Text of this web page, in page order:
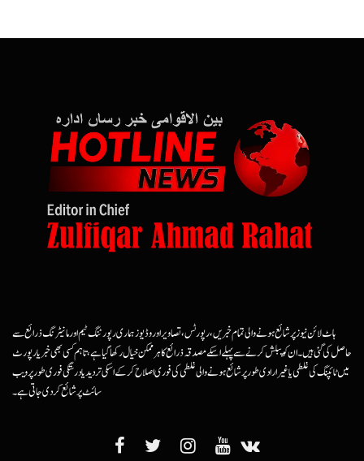
ہاٹ لائن نیوز پر شائع ہونے والی تمام خبریں، رپورٹس، تصاویر اور وڈیوز ہماری رپورٹنگ ٹیم اور مانیٹرنگ ذرائع سے
حاصل کی گئی ہیں۔ ان کو پبلش کرنے سے پہلے اسکے مصدقہ ذرائع کا ہرممکن خیال رکھا گیا ہے، تاہم کسی بھی خبر یا رپورٹ
میں ٹائپنگ کی غلطی یا غیرارادی طور پر شائع ہونے والی غلطی کی فوری اصلاح کرکے اسکی تردید یا درستگی فوری طور پر ویب
سائٹ پر شائع کردی جاتی ہے۔